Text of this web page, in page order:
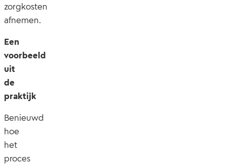
zorgkosten
afnemen.
Een
voorbeeld
uit
de
praktijk
Benieuwd
hoe
het
proces